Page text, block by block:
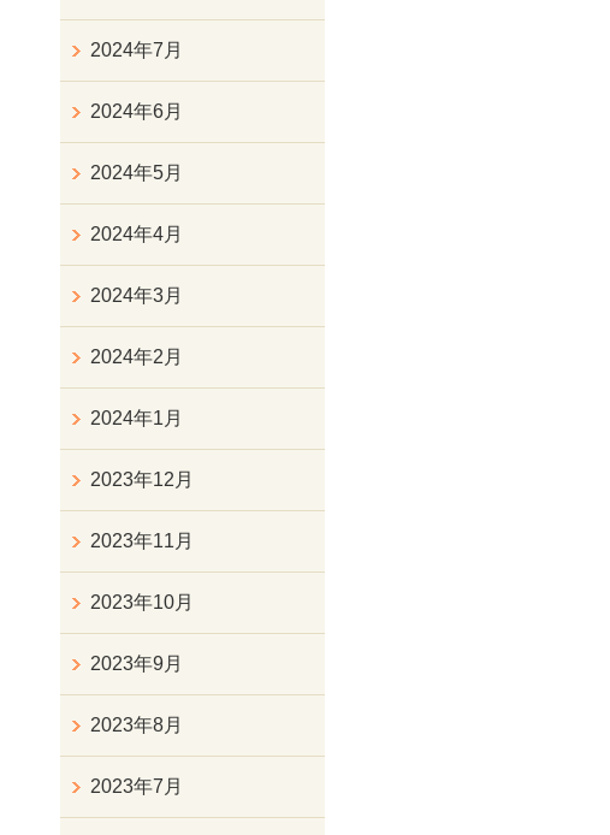
2024年7月
2024年6月
2024年5月
2024年4月
2024年3月
2024年2月
2024年1月
2023年12月
2023年11月
2023年10月
2023年9月
2023年8月
2023年7月